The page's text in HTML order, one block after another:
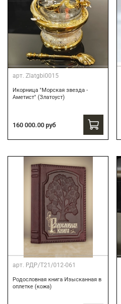
арт. Zlatgbi0015
Икорница "Морская звезда -
Аметист" (Златоуст)
160 000.00 руб
арт. РДР/Т21/012-061
Родословная книга Изысканная в
оплетке (кожа)